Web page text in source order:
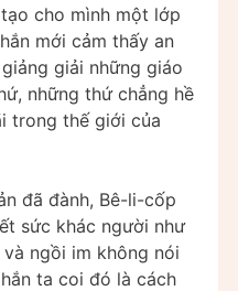
cho mình một lớp
mới cảm thấy an
giải những giáo
những thứ chẳng hề
trong thế giới của
đã đành, Bê-li-cốp
sức khác người như
ngồi im không nói
ta coi đó là cách